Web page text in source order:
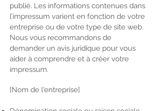
publié. Les informations contenues dans
l’impressum varient en fonction de votre
entreprise ou de votre type de site web.
Nous vous recommandons de
demander un avis juridique pour vous
aider à comprendre et à créer votre
impressum.
[Nom de l'entreprise]